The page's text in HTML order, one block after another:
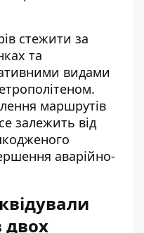
стежити за
та
видами
маршрутів
залежить від
аварійно-
двох